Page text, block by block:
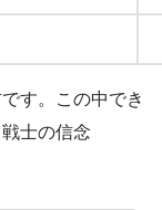
す。この中でき
士の信念